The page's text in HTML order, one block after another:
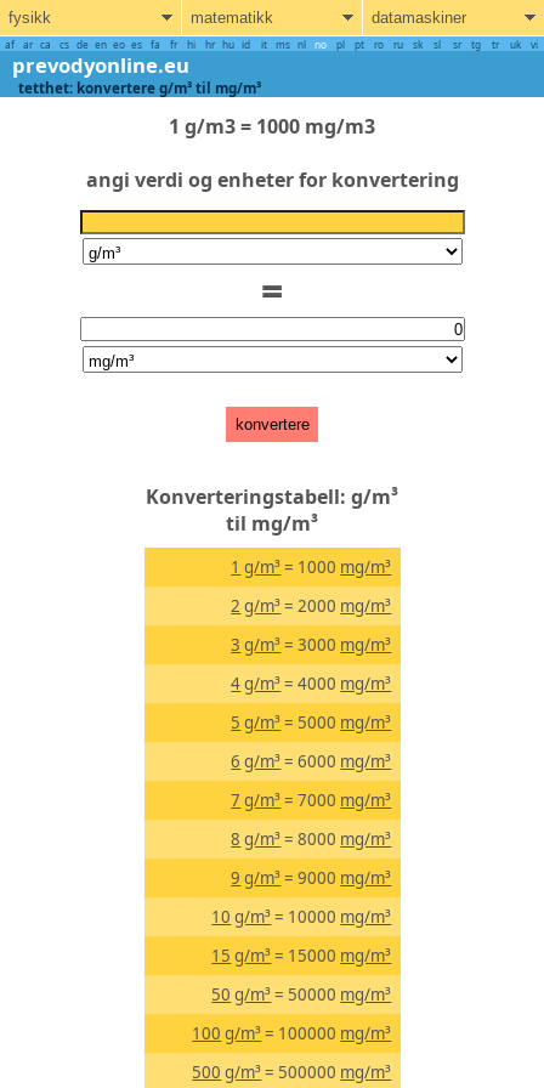
fysikk matematikk datamaskiner
af ar ca cs de en eo es fa fr hi hr hu id it ms nl no pl pt ro ru sk sl sr tg tr uk vi
prevodyonline.eu
tetthet: konvertere g/m³ til mg/m³
1 g/m3 = 1000 mg/m3
angi verdi og enheter for konvertering
=
konvertere
Konverteringstabell: g/m³
til mg/m³
1 g/m³= 1000 mg/m³
2 g/m³= 2000 mg/m³
3 g/m³= 3000 mg/m³
4g/m³= 4000 mg/m³
5 g/m³= 5000 mg/m³
6 g/m³= 6000 mg/m³
7 g/m³= 7000 mg/m³
8 g/m³= 8000 mg/m³
9 g/m³= 9000 mg/m³
10 g/m³= 10000 mg/m³
15 g/m³= 15000 mg/m³
50 g/m³= 50000 mg/m³
100 g/m³= 100000 mg/m³
500 g/m³= 500000 mg/m³